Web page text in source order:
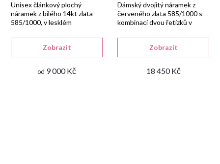
od 9 000 Kč
Zobrazit
Unisex článkový plochý
náramek z bílého 14kt zlata
585/1000, v lesklém
karabinu.
18 450 Kč
Zobrazit
Dámský dvojitý náramek z
červeného zlata 585/1000 s
kombinací dvou řetízků v